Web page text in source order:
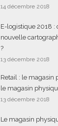
14 décembre 2018
E-logistique 2018 :
nouvelle
?
13 décembre 2018
Retail : le magasin
le magasin
13 décembre 2018
Le magasin